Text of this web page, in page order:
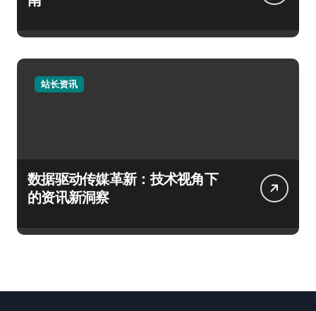
站长资讯
数据驱动传媒革新：技术视角下
的资讯新洞察